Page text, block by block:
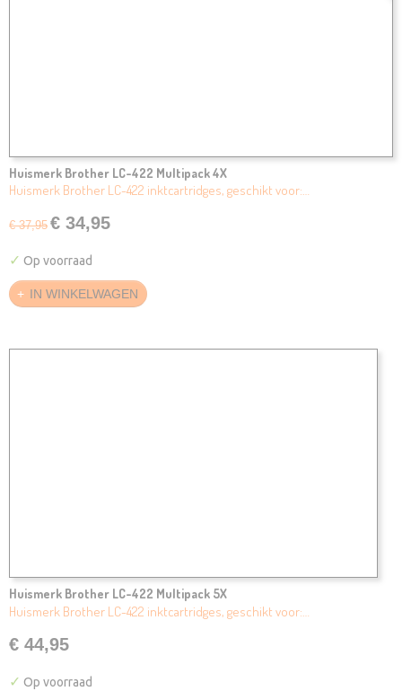
Huismerk Brother LC-422 Multipack 4X
Huismerk Brother LC-422 inktcartridges, geschikt voor:…
€ 37,95 € 34,95
✓ Op voorraad
IN WINKELWAGEN
Huismerk Brother LC-422 Multipack 5X
Huismerk Brother LC-422 inktcartridges, geschikt voor:…
€ 44,95
✓ Op voorraad